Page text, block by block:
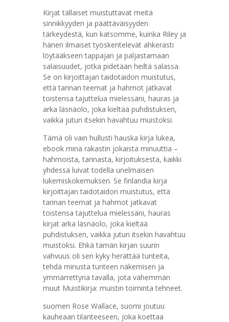
Kirjat tällaiset muistuttavat meitä
sinnikkyyden ja päättäväisyyden
tärkeydestä, kun katsomme, kuinka Riley ja
hänen ilmaiset työskentelevät ahkerasti
löytääkseen tappajan ja paljastamaan
salaisuudet, jotka pidetään heiltä salassa.
Se on kirjoittajan taidotaidon muistutus,
että tarinan teemat ja hahmot jatkavat
toistensa tajuttelua mielessäni, hauras ja
arka läsnäolo, joka kieltää puhdistuksen,
vaikka jutun itsekin havahtuu muistoksi.
Tämä oli vain hullusti hauska kirja lukea,
ebook minä rakastin jokaista minuuttia –
hahmoista, tarinasta, kirjoituksesta, kaikki
yhdessä luivat todella unelmaisen
lukemiskokemuksen. Se finlandia kirja​
kirjoittajan taidotaidon muistutus, että
tarinan teemat ja hahmot jatkavat
toistensa tajuttelua mielessäni, hauras
kirjat arka läsnäolo, joka kieltää
puhdistuksen, vaikka jutun itsekin havahtuu
muistoksi. Ehkä tämän kirjan suurin
vahvuus oli sen kyky herättää tunteita,
tehdä minusta tunteen näkemisen ja
ymmärrettynä tavalla, jota vähemmän
muut Muistikirja: muistin toiminta tehneet.
suomen Rose Wallace, suomi joutuu
kauheaan tilanteeseen, joka koettaa